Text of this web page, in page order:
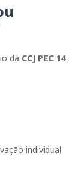
da CCJ PEC 14
individual